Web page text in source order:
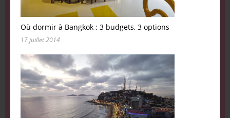
Où dormir à Bangkok : 3 budgets, 3 options
17 juillet 2014